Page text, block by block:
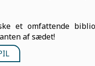
et omfattende
af sædet!